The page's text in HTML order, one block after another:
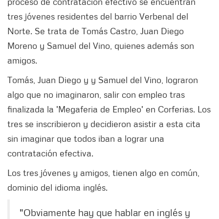
tres jóvenes residentes del barrio Verbenal del
Norte. Se trata de Tomás Castro, Juan Diego
Moreno y Samuel del Vino, quienes además son
amigos.
Tomás, Juan Diego y y Samuel del Vino, lograron
algo que no imaginaron, salir con empleo tras
finalizada la 'Megaferia de Empleo' en Corferias. Los
tres se inscribieron y decidieron asistir a esta cita
sin imaginar que todos iban a lograr una
contratación efectiva.
Los tres jóvenes y amigos, tienen algo en común,
dominio del idioma inglés.
"Obviamente hay que hablar en inglés y